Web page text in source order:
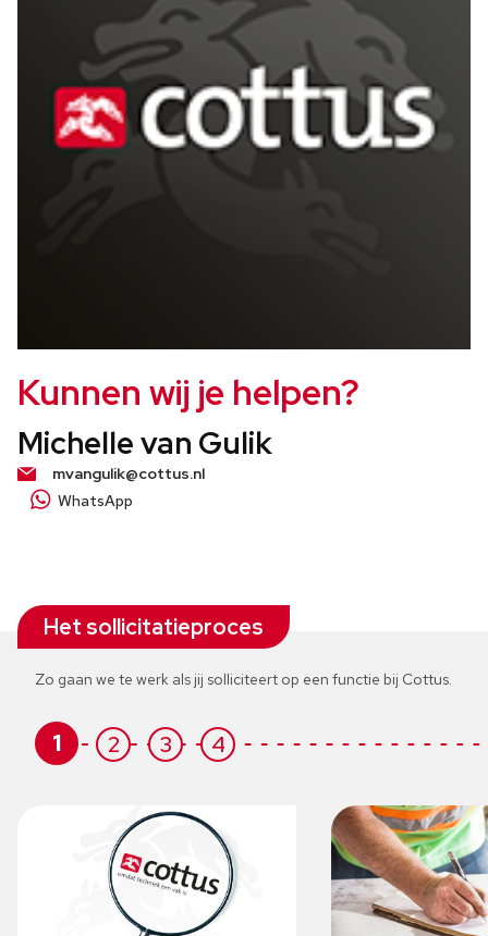
Kunnen wij je helpen?
Michelle van Gulik
mvangulik@cottus.nl
WhatsApp
Het sollicitatieproces
Zo gaan we te werk als jij solliciteert op een functie bij Cottus.
1 2 3 4